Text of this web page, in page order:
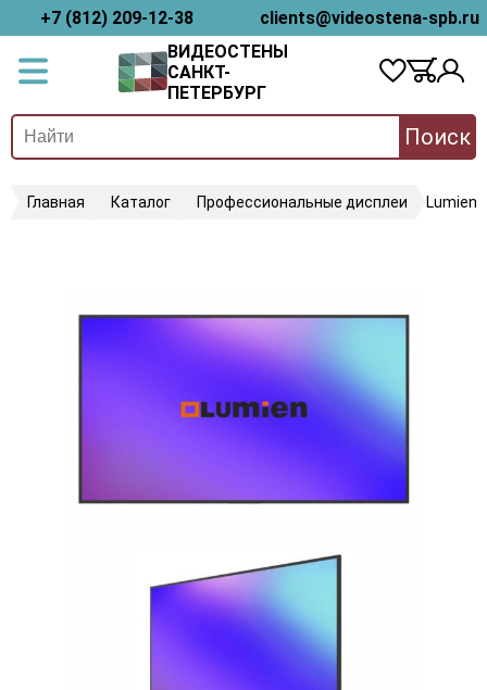
+7 (812) 209-12-38
clients@videostena-spb.ru
ВИДЕОСТЕНЫ
САНКТ-
ПЕТЕРБУРГ
Поиск
Главная Каталог Профессиональные дисплеи Lumien